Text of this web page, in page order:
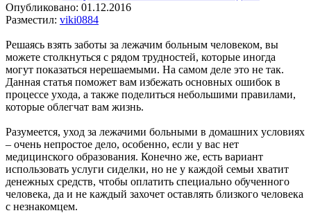
Опубликовано: 01.12.2016
Разместил: viki0884
Решаясь взять заботы за лежачим больным человеком, вы
можете столкнуться с рядом трудностей, которые иногда
могут показаться нерешаемыми. На самом деле это не так.
Данная статья поможет вам избежать основных ошибок в
процессе ухода, а также поделиться небольшими правилами,
которые облегчат вам жизнь.
Разумеется, уход за лежачими больными в домашних условиях
– очень непростое дело, особенно, если у вас нет
медицинского образования. Конечно же, есть вариант
использовать услуги сиделки, но не у каждой семьи хватит
денежных средств, чтобы оплатить специально обученного
человека, да и не каждый захочет оставлять близкого человека
с незнакомцем.